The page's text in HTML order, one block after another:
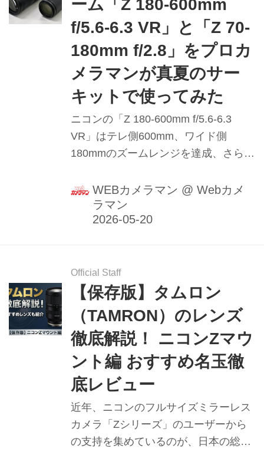
ーム「Z 180-600mm
f/5.6-6.3 VR」と「Z 70-
180mm f/2.8」をプロカ
メラマンが真夏のサー
キットで使ってみた
ニコンの「Z 180-600mm f/5.6-6.3
VR」はテレ側600mm、ワイド側
180mmのズームレンジを達成、さらに
ズ。このレンズとまるで“兄弟”のよう
な「Z 70-180mm f/2.8」をまとめてサ
ーキットインプレッションしてみた。
WEBカメラマン @ Webカメ
ラマン
Official Staff
【保存版】タムロン
（TAMRON）のレンズ
徹底解説！ ニコンZマウ
ント編 おすすめ名玉徹
底レビュー
近年、ニコンのフルサイズミラーレス
カメラ「Zシリーズ」のユーザーから
の支持を集めているのが、日本の総合